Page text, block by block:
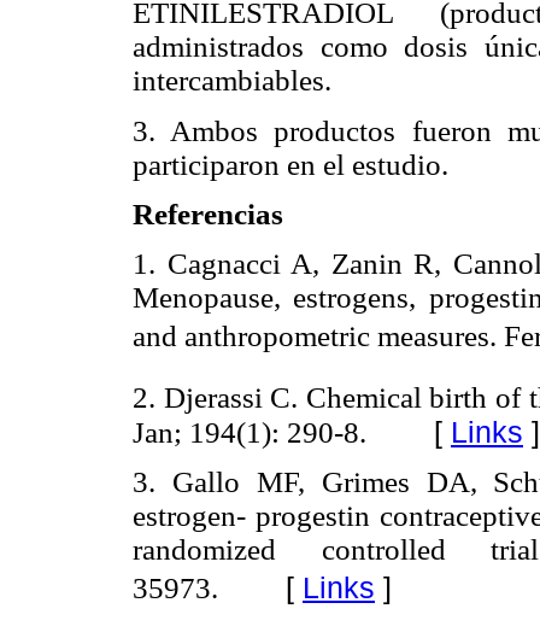
ETINILESTRADIOL
administrados como dosis
intercambiables.
3. Ambos productos fueron
participaron en el estudio.
Referencias
1. Cagnacci A, Zanin R,
Menopause, estrogens,
and anthropometric measures.
2. Djerassi C. Chemical birth of
Jan; 194(1): 290-8. [ Links ]
3. Gallo MF, Grimes DA,
estrogen- progestin
randomized controlled
35973. [ Links ]